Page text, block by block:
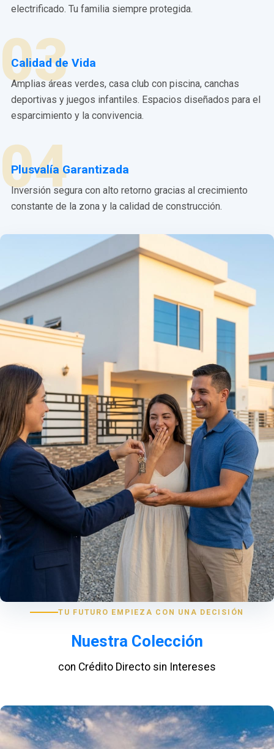
electrificado. Tu familia siempre protegida.
03
Calidad de Vida
Amplias áreas verdes, casa club con piscina, canchas
deportivas y juegos infantiles. Espacios diseñados para el
esparcimiento y la convivencia.
04
Plusvalía Garantizada
Inversión segura con alto retorno gracias al crecimiento
constante de la zona y la calidad de construcción.
TU FUTURO EMPIEZA CON UNA DECISIÓN
Nuestra Colección
con Crédito Directo sin Intereses